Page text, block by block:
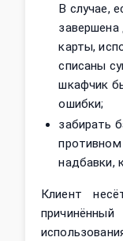
В случае,
карты,
списаны
шкафчик
ошибки;
забирать
противном
надбавки,
Клиент